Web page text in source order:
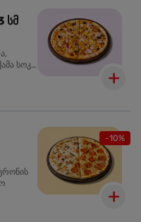
სმ
სოკო
-10%